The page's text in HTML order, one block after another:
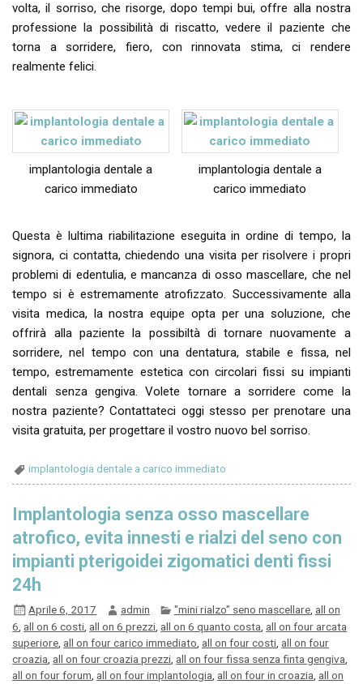
volta, il sorriso, che risorge, dopo tempi bui, offre alla nostra
professione la possibilità di riscatto, vedere il paziente che
torna a sorridere, fiero, con rinnovata stima, ci rendere
realmente felici.
implantologia dentale a
carico immediato
implantologia dentale a
carico immediato
Questa è lultima riabilitazione eseguita in ordine di tempo, la
signora, ci contatta, chiedendo una visita per risolvere i propri
problemi di edentulia, e mancanza di osso mascellare, che nel
tempo si è estremamente atrofizzato. Successivamente alla
visita medica, la nostra equipe opta per una soluzione, che
offrirà alla paziente la possibiltà di tornare nuovamente a
sorridere, nel tempo con una dentatura, stabile e fissa, nel
tempo, estremamente estetica con circolari fissi su impianti
dentali senza gengiva. Volete tornare a sorridere come la
nostra paziente? Contattateci oggi stesso per prenotare una
visita gratuita, per progettare il vostro nuovo bel sorriso.
implantologia dentale a carico immediato
Implantologia senza osso mascellare
atrofico, evita innesti e rialzi del seno con
impianti pterigoidei zigomatici denti fissi
24h
Aprile 6, 2017 admin "mini rialzo" seno mascellare, all on
6, all on 6 costi, all on 6 prezzi, all on 6 quanto costa, all on four arcata
superiore, all on four carico immediato, all on four costi, all on four
croazia, all on four croazia prezzi, all on four fissa senza finta gengiva,
all on four forum, all on four implantologia, all on four in croazia, all on